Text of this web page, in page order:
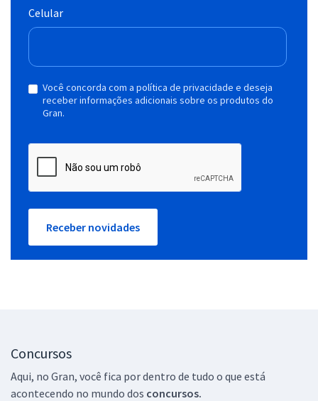
Celular
Você concorda com a política de privacidade e deseja
receber informações adicionais sobre os produtos do
Gran.
Receber novidades
Concursos
Aqui, no Gran, você fica por dentro de tudo o que está
acontecendo no mundo dos concursos.